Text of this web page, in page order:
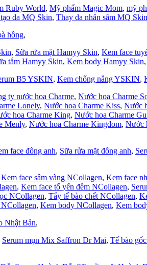
Ruby World, Mỹ phẩm Magic Mom, mỹ
da MQ Skin, Thay da nhân sâm MQ Skin
hồng,
, Sữa rửa mặt Hamyy Skin, Kem face
tắm Hamyy Skin, Kem body Hamyy Skin,
B5 YSKIN, Kem chống nắng YSKIN,
ty nước hoa Charme, Nước hoa Charme
Lonely, Nước hoa Charme Kiss, Nước
hoa Charme King, Nước hoa Charme
Menly, Nước hoa Charme Kingdom, Nước
face đông anh, Sữa rửa mặt đông anh,
Kem face sâm vàng NCollagen, Kem face
, Kem face tổ yến đêm NCollagen,
NCollagen, Tẩy tế bào chết NCollagen,
, Kem body NCollagen, Kem
Nhật Bản,
Serum mụn Mix Saffron Dr Mai, Tế bào